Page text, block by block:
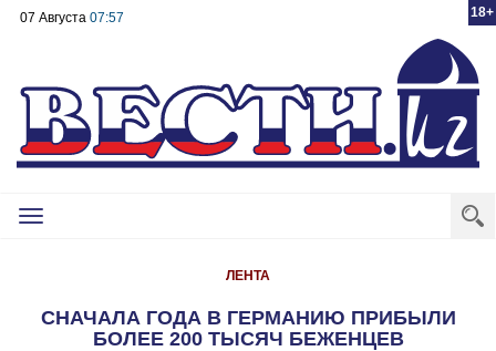
18+
07 Августа 07:57
Toggle
ЛЕНТА
CНАЧАЛА ГОДА В ГЕРМАНИЮ ПРИБЫЛИ
БОЛЕЕ 200 ТЫСЯЧ БЕЖЕНЦЕВ